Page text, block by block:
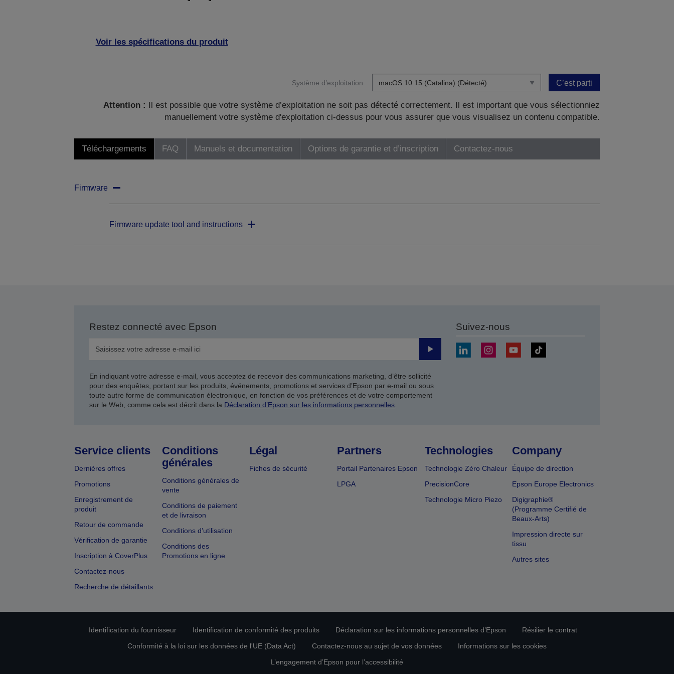
Voir les spécifications du produit
Système d’exploitation : C’est parti
Attention :
Il est possible que votre système d’exploitation ne soit pas détecté correctement. Il est important que vous sélectionniez
manuellement votre système d'exploitation ci-dessus pour vous assurer que vous visualisez un contenu compatible.
Téléchargements FAQ Manuels et documentation Options de garantie et d’inscription Contactez-nous
Firmware
Firmware update tool and instructions
Restez connecté avec Epson
Valider
En indiquant votre adresse e-mail, vous acceptez de recevoir des communications marketing, d’être sollicité
pour des enquêtes, portant sur les produits, événements, promotions et services d’Epson par e-mail ou sous
toute autre forme de communication électronique, en fonction de vos préférences et de votre comportement
sur le Web, comme cela est décrit dans la Déclaration d’Epson sur les informations personnelles.
Suivez-nous
Service clients
Dernières offres
Promotions
Enregistrement de
produit
Retour de commande
Vérification de garantie
Inscription à CoverPlus
Contactez-nous
Recherche de détaillants
Conditions
générales
Conditions générales de
vente
Conditions de paiement
et de livraison
Conditions d’utilisation
Conditions des
Promotions en ligne
Légal
Fiches de sécurité
Partners
Portail Partenaires Epson
LPGA
Technologies
Technologie Zéro Chaleur
PrecisionCore
Technologie Micro Piezo
Company
Équipe de direction
Epson Europe Electronics
Digigraphie®
(Programme Certifié de
Beaux-Arts)
Impression directe sur
tissu
Autres sites
Identification du fournisseur Identification de conformité des produits Déclaration sur les informations personnelles d’Epson
Résilier le contrat
Conformité à la loi sur les données de l'UE (Data Act)
Contactez-nous au sujet de vos données
Informations sur les cookies
L’engagement d’Epson pour l’accessibilité